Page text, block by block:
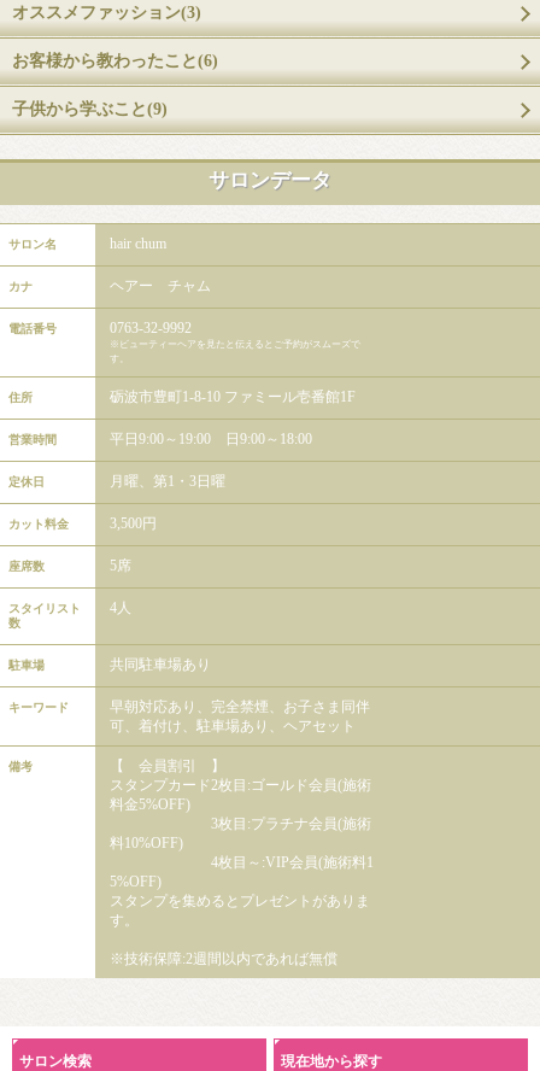
オススメファッション(3)
お客様から教わったこと(6)
子供から学ぶこと(9)
サロンデータ
サロン名 hair chum
カナ ヘアー チャム
電話番号 0763-32-9992
※ビューティーヘアを見たと伝えるとご予約がスムーズで
す。
住所 砺波市豊町1-8-10 ファミール壱番館1F
営業時間 平日9:00～19:00 日9:00～18:00
定休日 月曜、第1・3日曜
カット料金 3,500円
座席数 5席
スタイリスト
数
4人
駐車場 共同駐車場あり
キーワード
早朝対応あり、完全禁煙、お子さま同伴
可、着付け、駐車場あり、ヘアセット
備考
【 会員割引 】
スタンプカード2枚目:ゴールド会員(施術
料金5%OFF)
3枚目:プラチナ会員(施術
料10%OFF)
4枚目～:VIP会員(施術料1
5%OFF)
スタンプを集めるとプレゼントがありま
す。
※技術保障:2週間以内であれば無償
サロン検索 現在地から探す